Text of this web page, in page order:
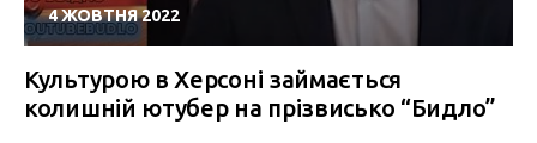
4 ЖОВТНЯ 2022
Культурою в Херсоні займається
колишній ютубер на прізвисько “Бидло”